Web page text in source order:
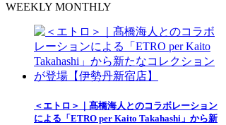
WEEKLY MONTHLY
＜エトロ＞｜髙橋海人とのコラボレーション
による「ETRO per Kaito Takahashi」から新